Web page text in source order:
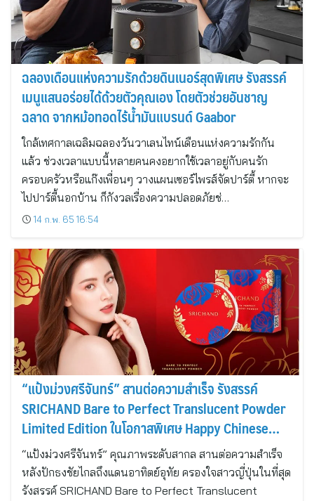
ฉลองเดือนแห่งความรักด้วยดินเนอร์สุดพิเศษ รังสรรค์
เมนูแสนอร่อยได้ด้วยตัวคุณเอง โดยตัวช่วยอันชาญ
ฉลาด จากหม้อทอดไร้น้ำมันแบรนด์ Gaabor
ใกล้เทศกาลเฉลิมฉลองวันวาเลนไทน์เดือนแห่งความรักกัน
แล้ว ช่วงเวลาแบบนี้หลายคนคงอยากใช้เวลาอยู่กับคนรัก
ครอบครัวหรือแก๊งเพื่อนๆ วางแผนเซอร์ไพรส์จัดปาร์ตี้ หากจะ
ไปปาร์ตี้นอกบ้าน ก็กังวลเรื่องความปลอดภัยช่…
14 ก.พ. 65 16:54
“แป้งม่วงศรีจันทร์” สานต่อความสำเร็จ รังสรรค์
SRICHAND Bare to Perfect Translucent Powder
Limited Edition ในโอกาสพิเศษ Happy Chinese
New Year 2022
“แป้งม่วงศรีจันทร์” คุณภาพระดับสากล สานต่อความสำเร็จ
หลังปักธงชัยไกลถึงแดนอาทิตย์อุทัย ครองใจสาวญี่ปุ่นในที่สุด
รังสรรค์ SRICHAND Bare to Perfect Translucent